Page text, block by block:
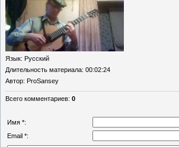
Язык: Русский
Длительность материала: 00:02:24
Автор: ProSansey
Всего комментариев: 0
Имя *:
Email *: